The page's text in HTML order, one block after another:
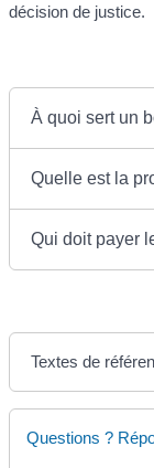
décision de justice.
À quoi sert un
Quelle est la
Qui doit payer
Textes de
Questions ?